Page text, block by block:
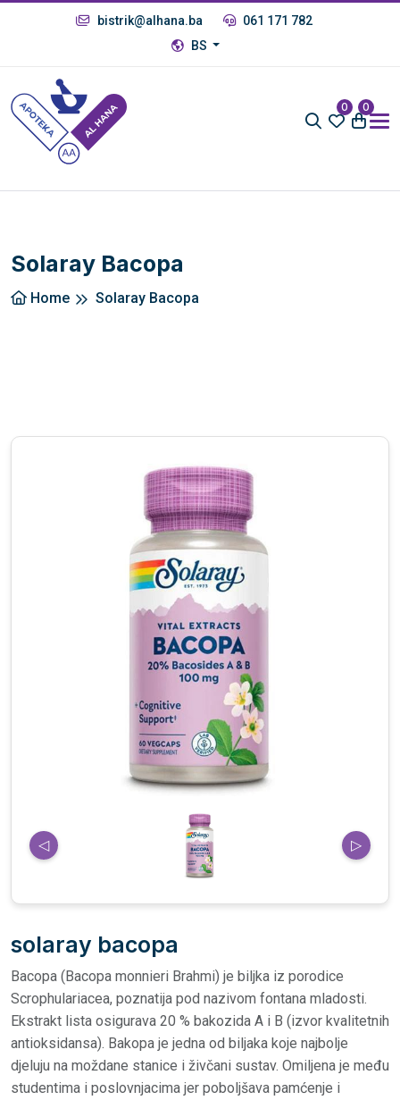
bistrik@alhana.ba
061 171 782
BS
0 0
Solaray Bacopa
Home Solaray Bacopa
◁ ▷
solaray bacopa
Bacopa (Bacopa monnieri Brahmi) je biljka iz porodice
Scrophulariacea, poznatija pod nazivom fontana mladosti.
Ekstrakt lista osigurava 20 % bakozida A i B (izvor kvalitetnih
antioksidansa). Bakopa je jedna od biljaka koje najbolje
djeluju na moždane stanice i živčani sustav. Omiljena je među
studentima i poslovnjacima jer poboljšava pamćenje i